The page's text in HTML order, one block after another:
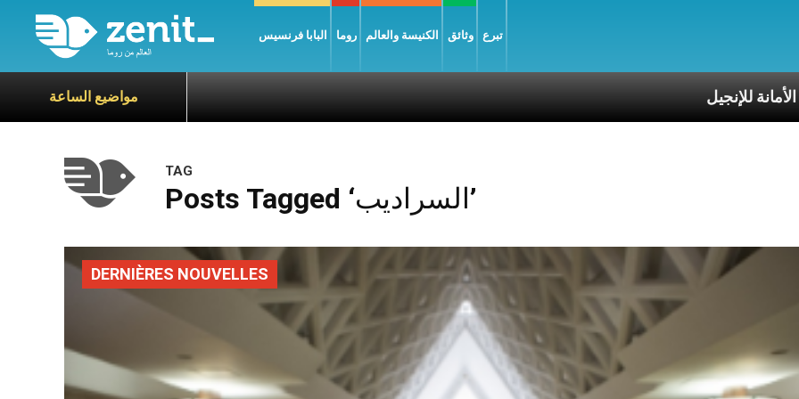
البابا فرنسيس روما الكنيسة والعالم وثائق تبرع
مواضيع الساعة
TAG
Posts Tagged ‘السراديب’
DERNIÈRES NOUVELLES